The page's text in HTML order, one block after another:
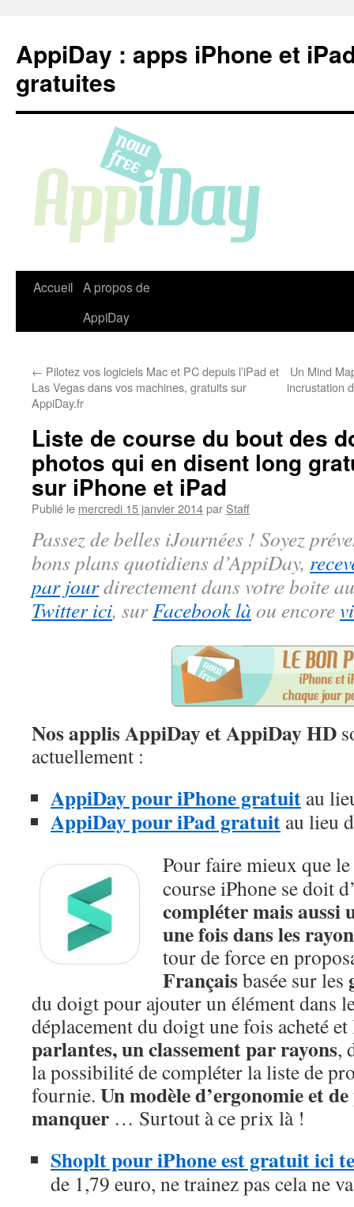
contenu
AppiDay : apps iPhone et
gratuites
Accueil A propos de
AppiDay
← Pilotez vos logiciels Mac et PC depuis l’iPad et
Las Vegas dans vos machines, gratuits sur
AppiDay.fr
Un Mind
incrustation
Liste de course du bout des
photos qui en disent long
sur iPhone et iPad
Publié le mercredi 15 janvier 2014par Staff
Passez de belles iJournées ! Soyez
bons plans quotidiens d’AppiDay,
par jourdirectement dans votre boite
Twitter ici, surFacebook là ou encore
Nos applis AppiDay et AppiDay HD
actuellement :
AppiDay pour iPhone gratuit au
AppiDay pour iPad gratuit au lieu
Pour faire mieux que
course iPhone se doit
compléter mais
une fois dans les
tour de force en
Françaisbasée sur les
du doigt pour ajouter un élément dans
déplacement du doigt une fois acheté
parlantes, un classement par rayons,
la possibilité de compléter la liste de
fournie. Un modèle d’ergonomie et
manquer … Surtout à ce prix là !
Shoplt pour iPhone est gratuit ici
de 1,79 euro, ne trainez pas cela ne